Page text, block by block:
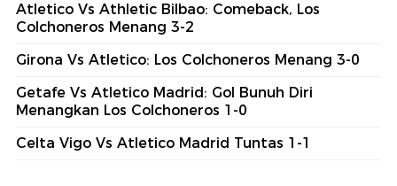
Atletico Vs Athletic Bilbao: Comeback, Los
Colchoneros Menang 3-2
Girona Vs Atletico: Los Colchoneros Menang 3-0
Getafe Vs Atletico Madrid: Gol Bunuh Diri
Menangkan Los Colchoneros 1-0
Celta Vigo Vs Atletico Madrid Tuntas 1-1